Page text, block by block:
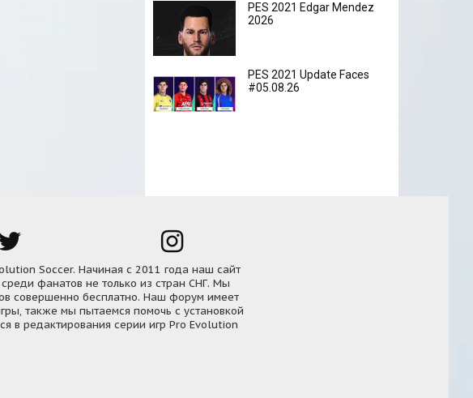
PES 2021 Edgar Mendez
2026
PES 2021 Update Faces
#05.08.26
Soccer. Начиная с 2011 года наш сайт
фанатов не только из стран СНГ. Мы
совершенно бесплатно. Наш форум имеет
также мы пытаемся помочь с установкой
в редактирования серии игр Pro Evolution